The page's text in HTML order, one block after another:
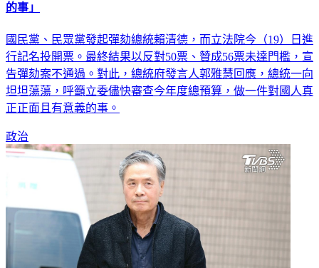
的事」
國民黨、民眾黨發起彈劾總統賴清德，而立法院今（19）日進
行記名投開票。最終結果以反對50票、贊成56票未達門檻，宣
告彈劾案不通過。對此，總統府發言人郭雅慧回應，總統一向
坦坦蕩蕩，呼籲立委儘快審查今年度總預算，做一件對國人真
正正面且有意義的事。
政治